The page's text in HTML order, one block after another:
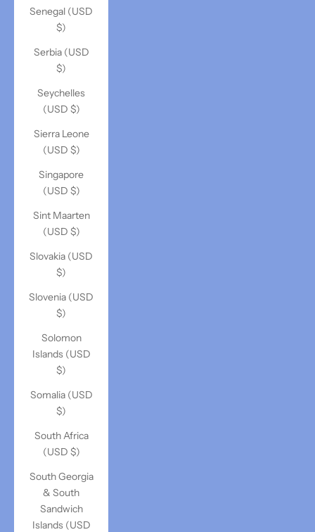
Senegal (USD
$)
Serbia (USD
$)
Seychelles
(USD $)
Sierra Leone
(USD $)
Singapore
(USD $)
Sint Maarten
(USD $)
Slovakia (USD
$)
Slovenia (USD
$)
Solomon
Islands (USD
$)
Somalia (USD
$)
South Africa
(USD $)
South Georgia
& South
Sandwich
Islands (USD